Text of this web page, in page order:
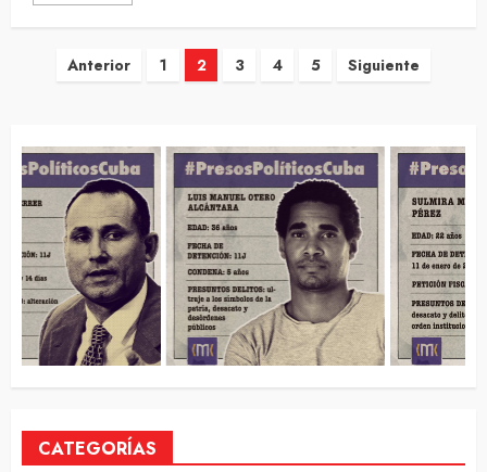
Navegación
entradas
Anterior 1 2 3 4 5 Siguiente
CATEGORÍAS